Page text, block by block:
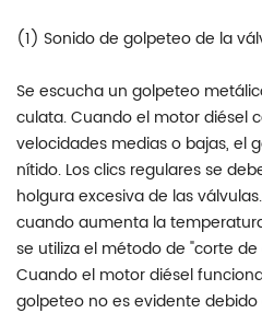
(1) Sonido de golpeteo de la
Se escucha un golpeteo
culata. Cuando el motor diésel
velocidades medias o bajas, el
nítido. Los clics regulares se
holgura excesiva de las
cuando aumenta la
se utiliza el método de "corte
Cuando el motor diésel
golpeteo no es evidente